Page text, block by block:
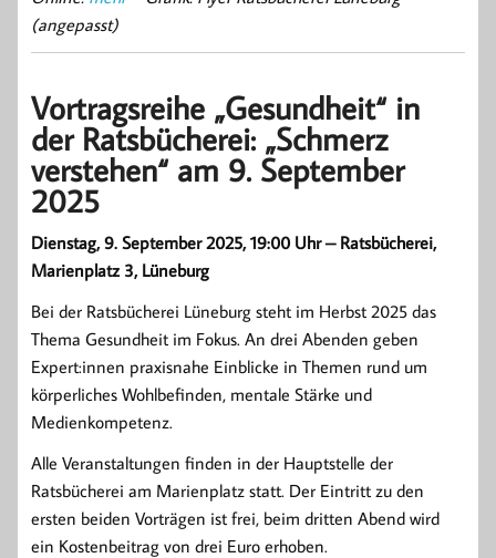
(angepasst)
Vortragsreihe „Gesundheit“ in
der Ratsbücherei: „Schmerz
verstehen“ am 9. September
2025
Dienstag, 9. September 2025, 19:00 Uhr – Ratsbücherei,
Marienplatz 3, Lüneburg
Bei der Ratsbücherei Lüneburg steht im Herbst 2025 das
Thema Gesundheit im Fokus. An drei Abenden geben
Expert:innen praxisnahe Einblicke in Themen rund um
körperliches Wohlbefinden, mentale Stärke und
Medienkompetenz.
Alle Veranstaltungen finden in der Hauptstelle der
Ratsbücherei am Marienplatz statt. Der Eintritt zu den
ersten beiden Vorträgen ist frei, beim dritten Abend wird
ein Kostenbeitrag von drei Euro erhoben.